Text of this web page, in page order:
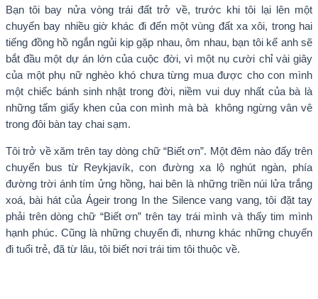
Bạn tôi bay nửa vòng trái đất trở về, trước khi tôi lại lên một
chuyến bay nhiều giờ khác đi đến một vùng đất xa xôi, trong hai
tiếng đồng hồ ngắn ngủi kịp gặp nhau, ôm nhau, bạn tôi kể anh sẽ
bắt đầu một dự án lớn của cuộc đời, vì một nụ cười chỉ vài giây
của một phụ nữ nghèo khó chưa từng mua được cho con mình
một chiếc bánh sinh nhật trong đời, niềm vui duy nhất của bà là
những tấm giấy khen của con mình mà bà không ngừng vân vê
trong đôi bàn tay chai sạm.
Tôi trở về xăm trên tay dòng chữ “Biết ơn”. Một đêm nào đấy trên
chuyến bus từ Reykjavík, con đường xa lộ nghút ngàn, phía
đường trời ánh tím ửng hồng, hai bên là những triền núi lửa trắng
xoá, bài hát của Ágeir trong In the Silence vang vang, tôi đặt tay
phải trên dòng chữ “Biết ơn” trên tay trái mình và thấy tim mình
hạnh phúc. Cũng là những chuyến đi, nhưng khác những chuyến
đi tuổi trẻ, đã từ lâu, tôi biết nơi trái tim tôi thuộc về.